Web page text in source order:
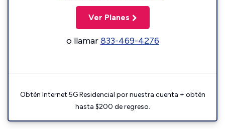
Ver Planes
o llamar833-469-4276
Obtén Internet 5G Residencial por nuestra cuenta + obtén
hasta $200 de regreso.